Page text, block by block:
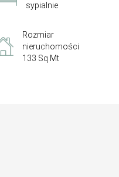
sypialnie
Rozmiar
nieruchomości
133 Sq Mt